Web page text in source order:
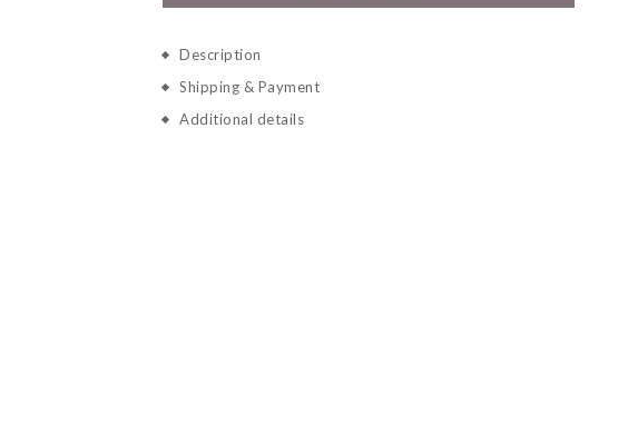
Description
Shipping & Payment
Additional details